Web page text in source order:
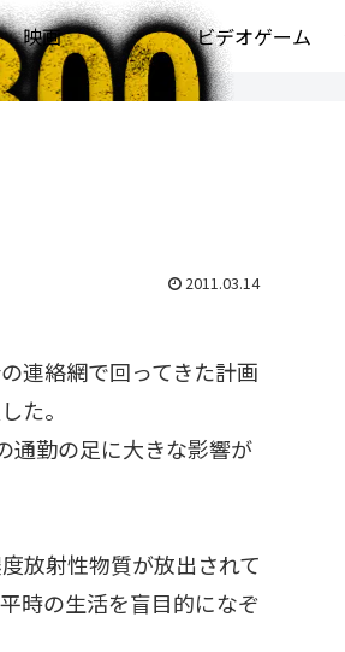
映画 ビデオゲーム
2011.03.14
連絡網で回ってきた計画
た。
通勤の足に大きな影響が
放射性物質が放出されて
時の生活を盲目的になぞ